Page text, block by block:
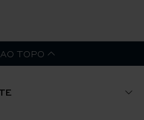
TOPO